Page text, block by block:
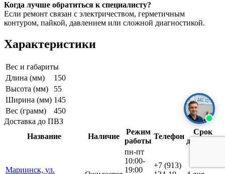
Когда лучше обратиться к специалисту?
Если ремонт связан с электричеством, герметичным
контуром, пайкой, давлением или сложной диагностикой.
Характеристики
Вес и габариты
Длина (мм)
150
Высота (мм)
55
Ширина (мм) 145
Вес (грамм)
450
Доставка до ПВЗ
Название
Наличие
Режим
работы
Телефон
Срок
доставки
Мариинск, ул.
пн-пт
10:00-
19:00
+7 (913)